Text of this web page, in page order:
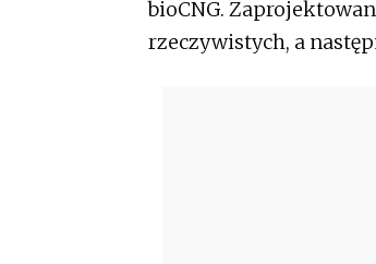
bioCNG.
rzeczywistych, a